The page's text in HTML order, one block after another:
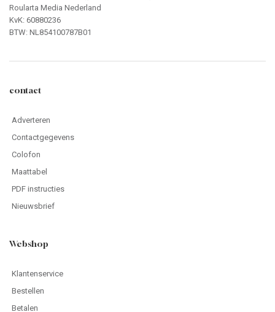
Roularta Media Nederland
KvK: 60880236
BTW: NL854100787B01
contact
Adverteren
Contactgegevens
Colofon
Maattabel
PDF instructies
Nieuwsbrief
Webshop
Klantenservice
Bestellen
Betalen